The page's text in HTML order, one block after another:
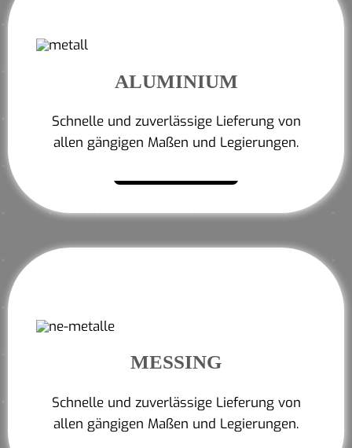
ALUMINIUM
Schnelle und zuverlässige Lieferung von
allen gängigen Maßen und Legierungen.
MESSING
Schnelle und zuverlässige Lieferung von
allen gängigen Maßen und Legierungen.